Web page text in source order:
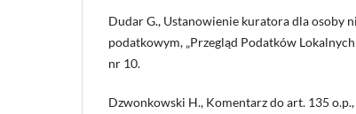
Dudar G., Ustanowienie kuratora dla osoby
podatkowym, „Przegląd Podatków
nr 10.
Dzwonkowski H., Komentarz do art. 135